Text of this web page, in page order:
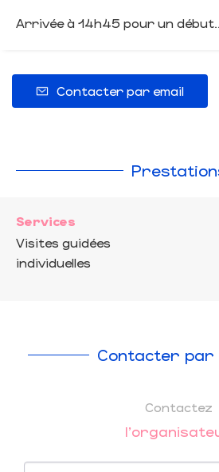
Arrivée à 14h45 pour un
Contacter par email
Services
Visites guidées
individuelles
Contacter par
Contactez